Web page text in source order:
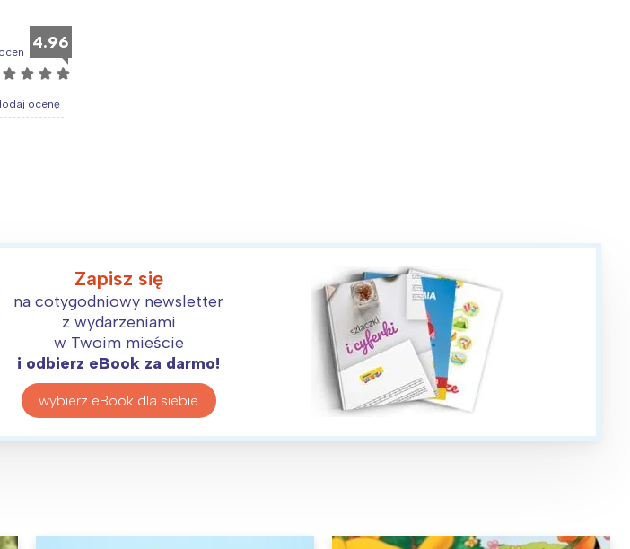
4.96
☆ ☆ ☆ ☆
ocenę
Zapisz się
na cotygodniowy newsletter
z wydarzeniami
w Twoim mieście
i odbierz eBook za darmo!
wybierz eBook dla siebie